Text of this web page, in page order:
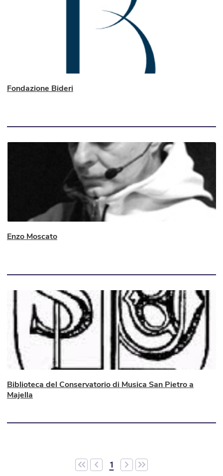
Fondazione Bideri
Enzo Moscato
Biblioteca del Conservatorio di Musica San Pietro a
Majella
Paginazione
Vai alla prima pagina
Salta indietro di 5 pagine
Vai a pagina 1
1 Salta avanti di 5 pagine